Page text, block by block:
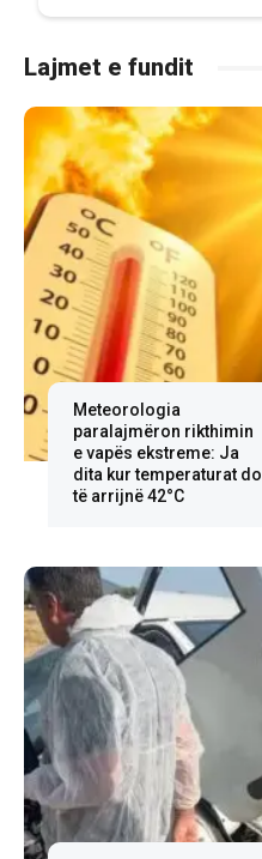
Lajmet e fundit
Meteorologia
paralajmëron rikthimin
e vapës ekstreme: Ja
dita kur temperaturat do
të arrijnë 42°C